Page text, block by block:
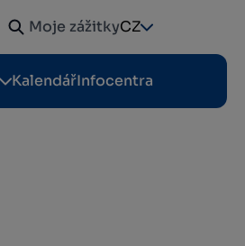
Moje zážitkyCZ
KalendářInfocentra